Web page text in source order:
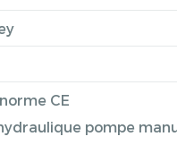
CE
pompe